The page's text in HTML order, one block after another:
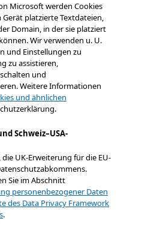
Microsoft werden Cookies
platzierte Textdateien,
Domain, in der sie platziert
Wir verwenden u. U.
und Einstellungen zu
zu assistieren,
und
Weitere Informationen
und ähnlichen
Schweiz–USA-
UK-Erweiterung für die EU-
Sie im Abschnitt
personenbezogener Daten
des Data Privacy Framework
.